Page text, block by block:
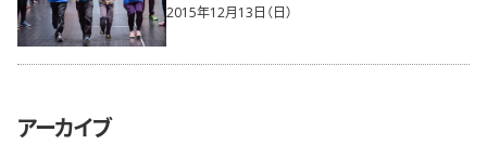
2015年12月13日（日）
アーカイブ